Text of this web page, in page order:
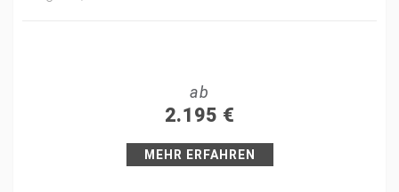
ab
2.195 €
MEHR ERFAHREN